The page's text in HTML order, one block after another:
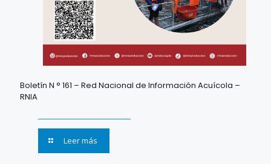
Boletín N ° 161 – Red Nacional de Información Acuícola –
RNIA
Leer más